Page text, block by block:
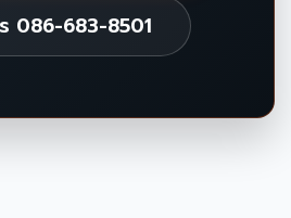
086-683-8501